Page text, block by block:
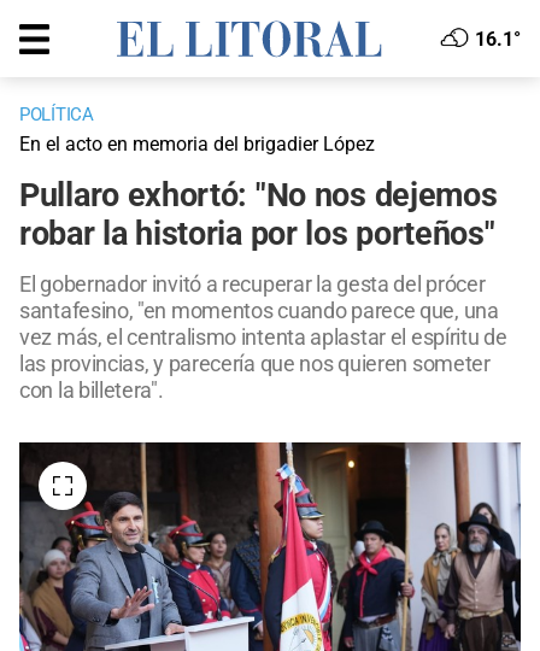
16.1°
POLÍTICA
En el acto en memoria del brigadier López
Pullaro exhortó: "No nos dejemos
robar la historia por los porteños"
El gobernador invitó a recuperar la gesta del prócer
santafesino, "en momentos cuando parece que, una
vez más, el centralismo intenta aplastar el espíritu de
las provincias, y parecería que nos quieren someter
con la billetera".